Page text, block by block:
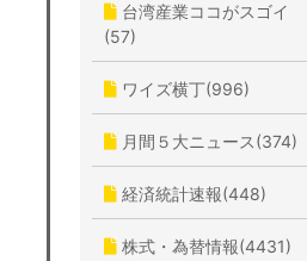
台湾産業ココがスゴイ
(57)
ワイズ横丁(996)
月間５大ニュース(374)
経済統計速報(448)
株式・為替情報(4431)